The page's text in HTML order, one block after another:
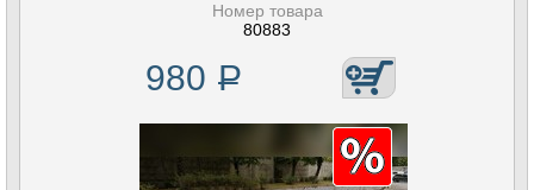
Номер товара
80883
980 Р